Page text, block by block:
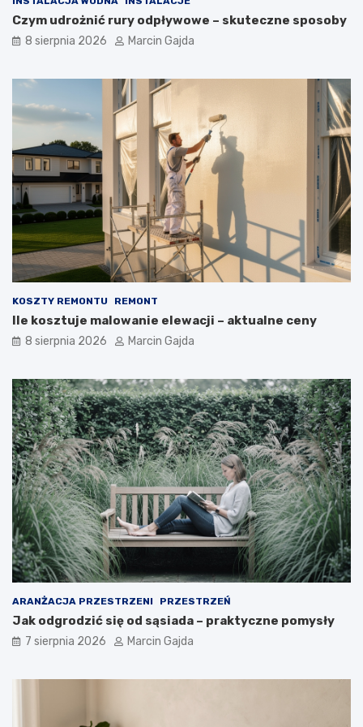
a
?
r
k
t
c
z
n
y
p
r
z
e
w
d
n
i
l
a
k
u
p
u
j
ą
c
y
c
h
o
o
o
u
m
o
d
z
e
ż
o
w
e
o
?
Czym udrożnić rury odpływowe – skuteczne sposoby
8 sierpnia 2026 Marcin Gajda
KOSZTY REMONTU REMONT
Ile kosztuje malowanie elewacji – aktualne ceny
8 sierpnia 2026 Marcin Gajda
ARANŻACJA PRZESTRZENI PRZESTRZEŃ
Jak odgrodzić się od sąsiada – praktyczne pomysły
7 sierpnia 2026 Marcin Gajda